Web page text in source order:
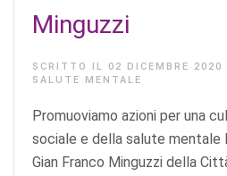
Minguzzi
SCRITTO IL 02 DICEMBRE 2020
SALUTE MENTALE
Promuoviamo azioni per una
sociale e della salute mentale
Gian Franco Minguzzi della